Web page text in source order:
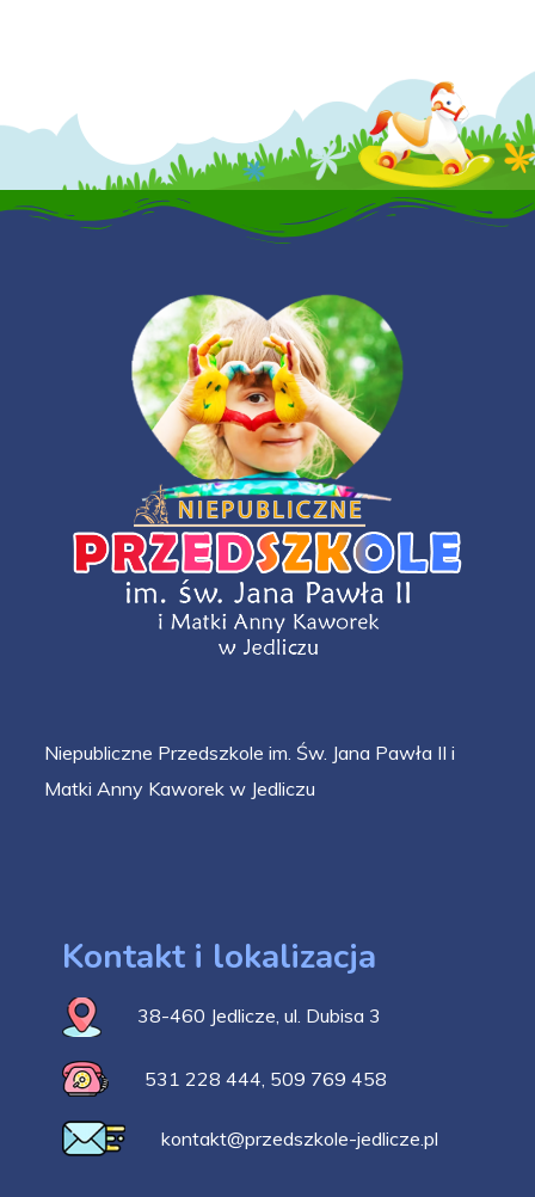
Niepubliczne Przedszkole im. Św. Jana Pawła II i
Matki Anny Kaworek w Jedliczu
Kontakt i lokalizacja
38-460 Jedlicze, ul. Dubisa 3
531 228 444, 509 769 458
kontakt@przedszkole-jedlicze.pl